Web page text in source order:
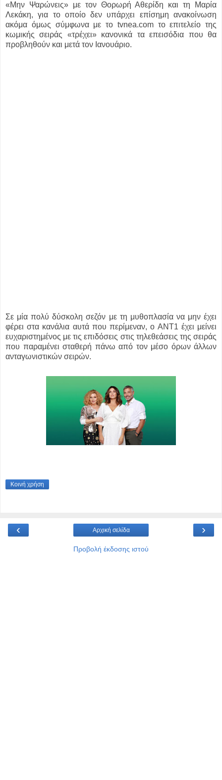
«Μην Ψαρώνεις» με τον Θορωρή Αθερίδη και τη Μαρία
Λεκάκη, για το οποίο δεν υπάρχει επίσημη ανακοίνωση
ακόμα όμως σύμφωνα με το tvnea.com το επιτελείο της
κωμικής σειράς «τρέχει» κανονικά τα επεισόδια που θα
προβληθούν και μετά τον Ιανουάριο.
Σε μία πολύ δύσκολη σεζόν με τη μυθοπλασία να μην έχει
φέρει στα κανάλια αυτά που περίμεναν, ο ΑΝΤ1 έχει μείνει
ευχαριστημένος με τις επιδόσεις στις τηλεθεάσεις της σειράς
που παραμένει σταθερή πάνω από τον μέσο όρων άλλων
ανταγωνιστικών σειρών.
Κοινή χρήση
‹ ›
Αρχική σελίδα
Προβολή έκδοσης ιστού